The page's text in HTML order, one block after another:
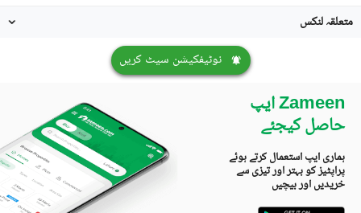
متعلقہ لنکس
نوٹیفکیشن سیٹ کریں
Zameen ایپ
حاصل کیجئے
ہماری ایپ استعمال کرتے ہوئے
پراپٹیز کو بہتر اور تیزی سے
خریدیں اور بیچیں